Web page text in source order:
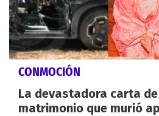
CONMOCIÓN
La devastadora carta
matrimonio que murió